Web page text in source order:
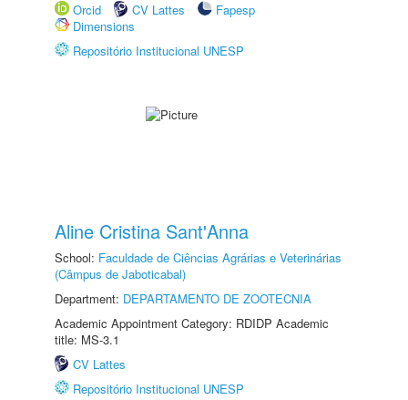
Orcid
CV Lattes
Fapesp
Dimensions
Repositório Institucional UNESP
Aline Cristina Sant'Anna
School: Faculdade de Ciências Agrárias e Veterinárias
(Câmpus de Jaboticabal)
Department: DEPARTAMENTO DE ZOOTECNIA
Academic Appointment Category: RDIDP Academic
title: MS-3.1
CV Lattes
Repositório Institucional UNESP